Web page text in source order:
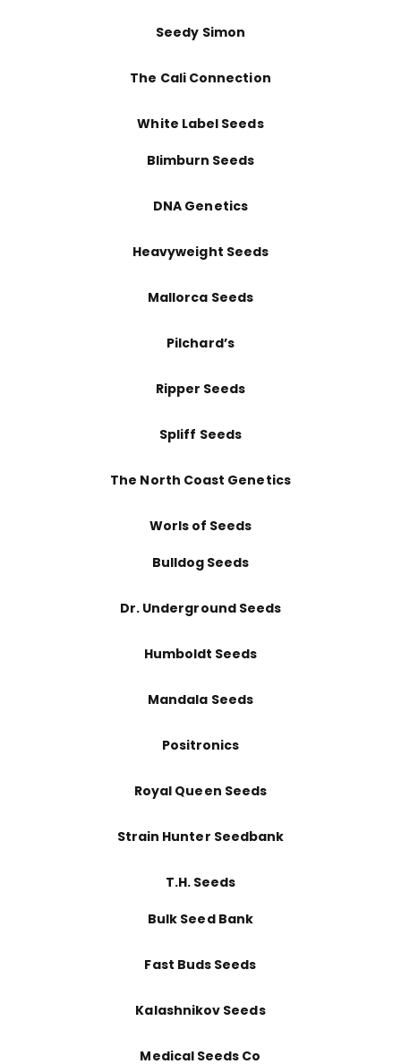
Seedy Simon
The Cali Connection
White Label Seeds
Blimburn Seeds
DNA Genetics
Heavyweight Seeds
Mallorca Seeds
Pilchard’s
Ripper Seeds
Spliff Seeds
The North Coast Genetics
Worls of Seeds
Bulldog Seeds
Dr. Underground Seeds
Humboldt Seeds
Mandala Seeds
Positronics
Royal Queen Seeds
Strain Hunter Seedbank
T.H. Seeds
Bulk Seed Bank
Fast Buds Seeds
Kalashnikov Seeds
Medical Seeds Co